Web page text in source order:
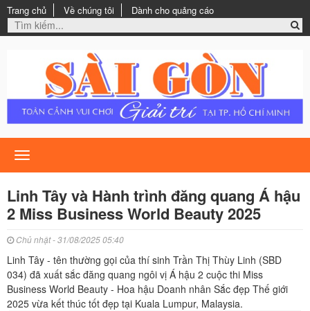
Trang chủ Về chúng tôi Dành cho quảng cáo
Toggle
navigation
Linh Tây và Hành trình đăng quang Á hậu
2 Miss Business World Beauty 2025
Chủ nhật - 31/08/2025 05:40
Linh Tây - tên thường gọi của thí sinh Trần Thị Thùy Linh (SBD
034) đã xuất sắc đăng quang ngôi vị Á hậu 2 cuộc thi Miss
Business World Beauty - Hoa hậu Doanh nhân Sắc đẹp Thế giới
2025 vừa kết thúc tốt đẹp tại Kuala Lumpur, Malaysia.